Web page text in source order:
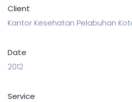
Client
Kantor Kesehatan Pelabuhan
Date
2012
Service